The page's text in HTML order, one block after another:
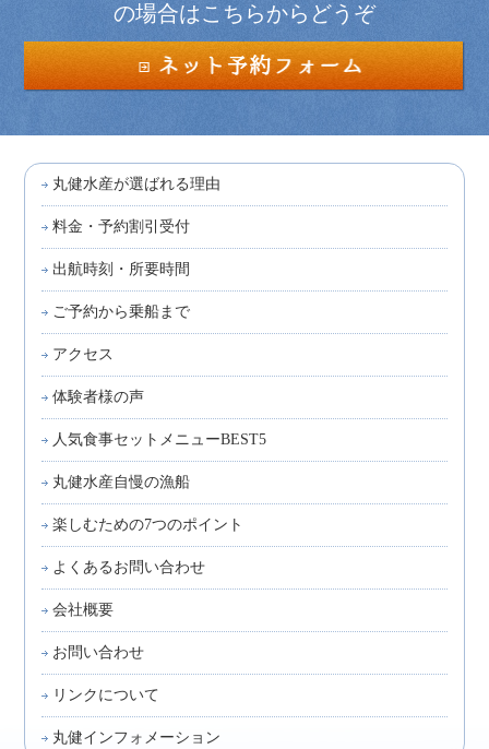
の場合はこちらからどうぞ
丸健水産が選ばれる理由
料金・予約割引受付
出航時刻・所要時間
ご予約から乗船まで
アクセス
体験者様の声
人気食事セットメニューBEST5
丸健水産自慢の漁船
楽しむための7つのポイント
よくあるお問い合わせ
会社概要
お問い合わせ
リンクについて
丸健インフォメーション